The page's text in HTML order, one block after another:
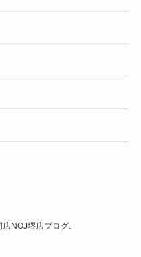
NOJ堺店ブログ.